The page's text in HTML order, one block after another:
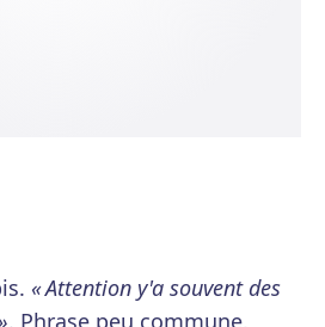
« Attention y'a souvent des
. Phrase peu commune,